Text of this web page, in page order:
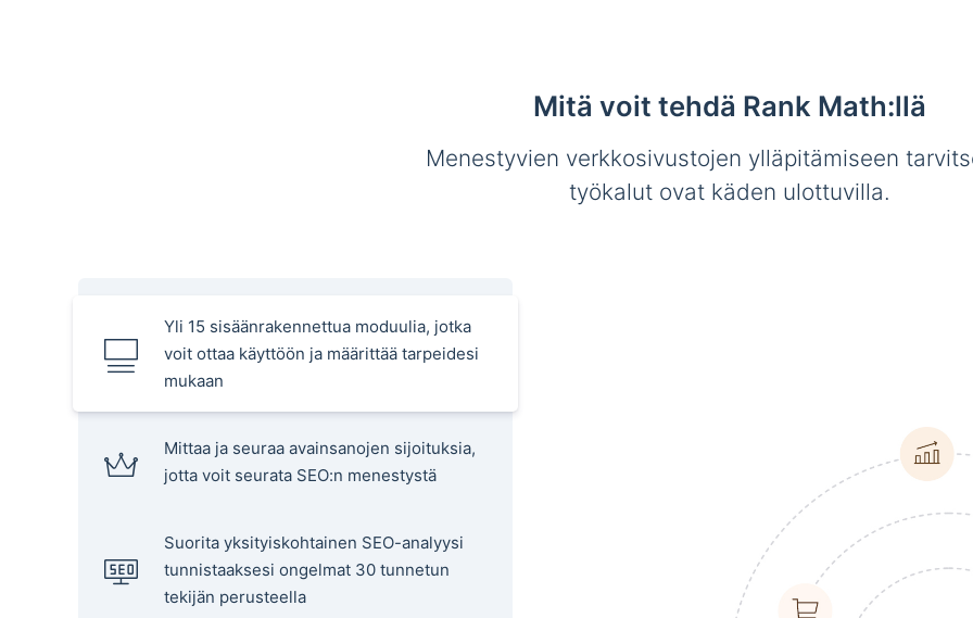
Mitä voit tehdä Rank Math:llä
Menestyvien verkkosivustojen ylläpitämiseen
työkalut ovat käden ulottuvilla.
Yli 15 sisäänrakennettua moduulia, jotka
voit ottaa käyttöön ja määrittää tarpeidesi
mukaan
Mittaa ja seuraa avainsanojen sijoituksia,
jotta voit seurata SEO:n menestystä
Suorita yksityiskohtainen SEO-analyysi
tunnistaaksesi ongelmat 30 tunnetun
tekijän perusteella